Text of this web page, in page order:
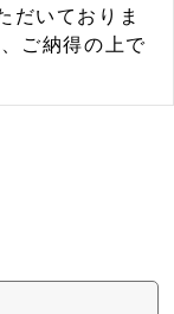
だいておりま
ご納得の上で